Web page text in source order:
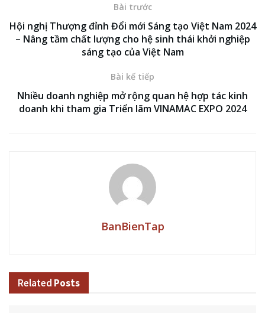
Bài trước
Hội nghị Thượng đỉnh Đổi mới Sáng tạo Việt Nam 2024
– Nâng tầm chất lượng cho hệ sinh thái khởi nghiệp
sáng tạo của Việt Nam
Bài kế tiếp
Nhiều doanh nghiệp mở rộng quan hệ hợp tác kinh
doanh khi tham gia Triển lãm VINAMAC EXPO 2024
BanBienTap
Related Posts